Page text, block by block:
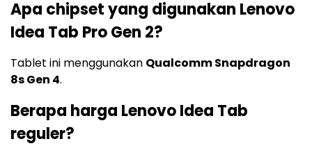
Apa chipset yang digunakan Lenovo
Idea Tab Pro Gen 2?
Tablet ini menggunakan Qualcomm Snapdragon
8s Gen 4.
Berapa harga Lenovo Idea Tab
reguler?